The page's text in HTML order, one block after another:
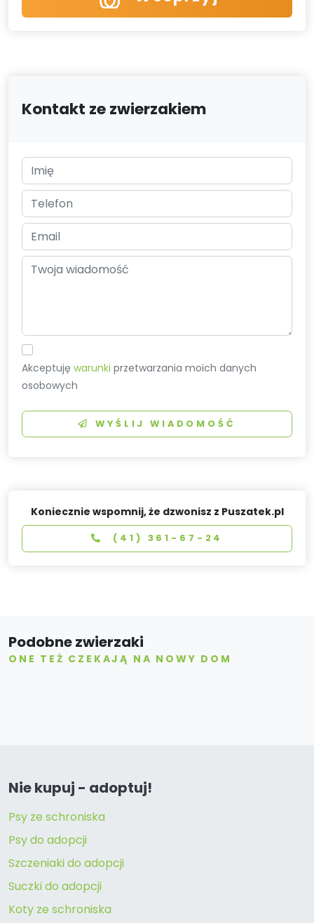
Kontakt ze zwierzakiem
Akceptujęwarunki przetwarzania moich danych
osobowych
WYŚLIJ WIADOMOŚĆ
Koniecznie wspomnij, że dzwonisz z Puszatek.pl
(41) 361-67-24
Podobne zwierzaki
ONE TEŻ CZEKAJĄ NA NOWY DOM
Nie kupuj - adoptuj!
Psy ze schroniska
Psy do adopcji
Szczeniaki do adopcji
Suczki do adopcji
Koty ze schroniska